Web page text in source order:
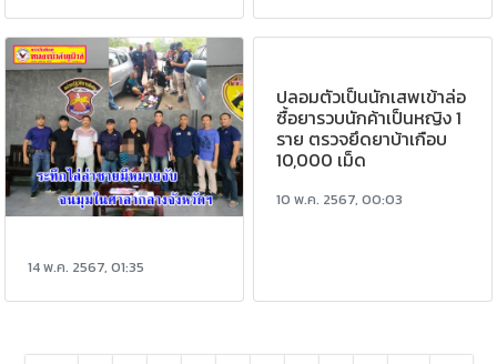
14 พ.ค. 2567, 01:35
ปลอมตัวเป็นนักเสพเข้าล่อ
ซื้อยารวบนักค้าเป็นหญิง 1
ราย ตรวจยึดยาบ้าเกือบ
10,000 เม็ด
10 พ.ค. 2567, 00:03